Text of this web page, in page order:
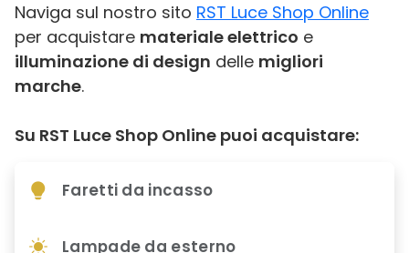
Naviga sul nostro sito RST Luce Shop Online
per acquistare materiale elettrico e
illuminazione di design delle migliori
marche.
Su RST Luce Shop Online puoi acquistare:
Faretti da incasso
Lampade da esterno